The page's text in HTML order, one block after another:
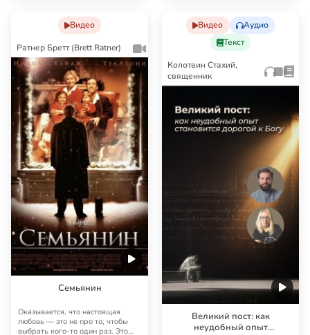
Видео
Ратнер Бретт (Brett Ratner)
Семьянин
Оказывается, что настоящая
любовь — это не про то, чтобы
выбрать кого-то один раз. Это
Видео
Аудио
Текст
Колотвин Стахий,
священник
Великий пост: как
неудобный опыт